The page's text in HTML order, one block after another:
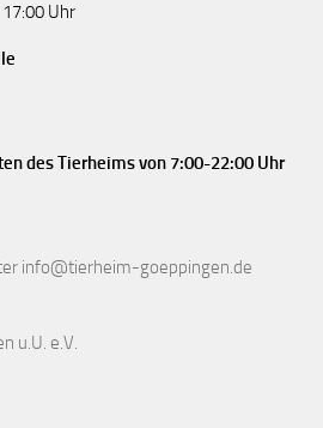
Uhr
des Tierheims von 7:00-22:00 Uhr
info@tierheim-goeppingen.de
u.U. e.V.